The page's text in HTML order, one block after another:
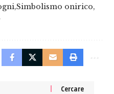
Simbolismo onirico